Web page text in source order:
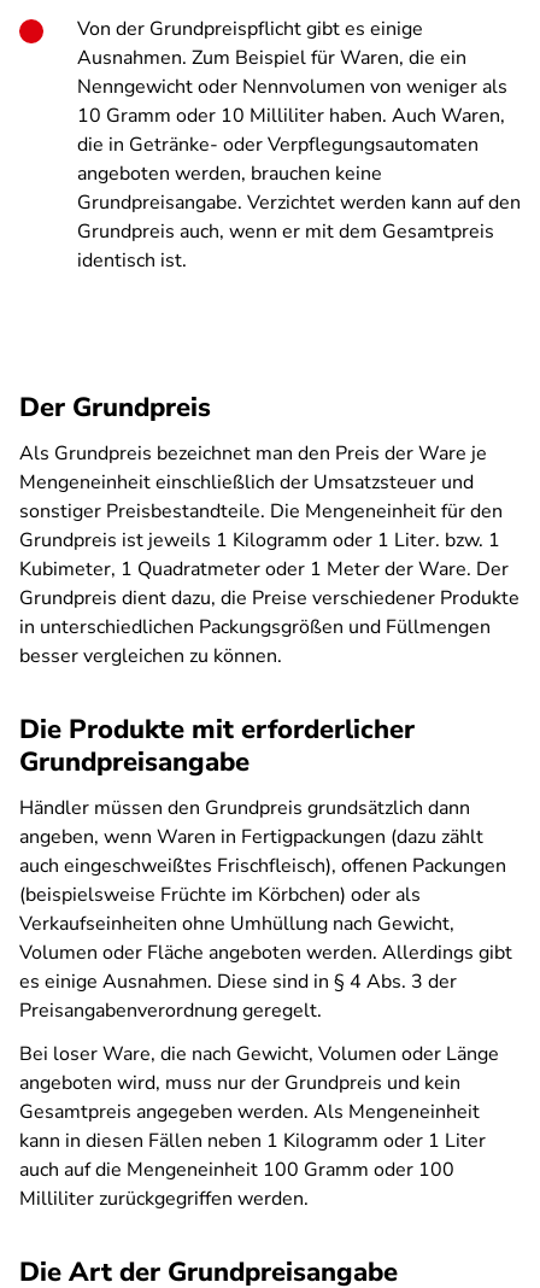
Von der Grundpreispflicht gibt es einige
Ausnahmen. Zum Beispiel für Waren, die ein
Nenngewicht oder Nennvolumen von weniger als
10 Gramm oder 10 Milliliter haben. Auch Waren,
die in Getränke- oder Verpflegungsautomaten
angeboten werden, brauchen keine
Grundpreisangabe. Verzichtet werden kann auf den
Grundpreis auch, wenn er mit dem Gesamtpreis
identisch ist.
Der Grundpreis
Als Grundpreis bezeichnet man den Preis der Ware je
Mengeneinheit einschließlich der Umsatzsteuer und
sonstiger Preisbestandteile. Die Mengeneinheit für den
Grundpreis ist jeweils 1 Kilogramm oder 1 Liter. bzw. 1
Kubimeter, 1 Quadratmeter oder 1 Meter der Ware. Der
Grundpreis dient dazu, die Preise verschiedener Produkte
in unterschiedlichen Packungsgrößen und Füllmengen
besser vergleichen zu können.
Die Produkte mit erforderlicher
Grundpreisangabe
Händler müssen den Grundpreis grundsätzlich dann
angeben, wenn Waren in Fertigpackungen (dazu zählt
auch eingeschweißtes Frischfleisch), offenen Packungen
(beispielsweise Früchte im Körbchen) oder als
Verkaufseinheiten ohne Umhüllung nach Gewicht,
Volumen oder Fläche angeboten werden. Allerdings gibt
es einige Ausnahmen. Diese sind in § 4 Abs. 3 der
Preisangabenverordnung geregelt.
Bei loser Ware, die nach Gewicht, Volumen oder Länge
angeboten wird, muss nur der Grundpreis und kein
Gesamtpreis angegeben werden. Als Mengeneinheit
kann in diesen Fällen neben 1 Kilogramm oder 1 Liter
auch auf die Mengeneinheit 100 Gramm oder 100
Milliliter zurückgegriffen werden.
Die Art der Grundpreisangabe